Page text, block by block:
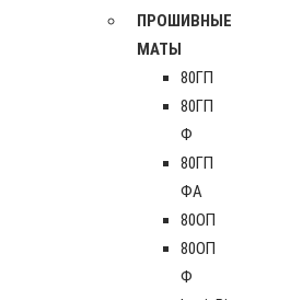
ПРОШИВНЫЕ
МАТЫ
80ГП
80ГП
Ф
80ГП
ФА
80ОП
80ОП
Ф